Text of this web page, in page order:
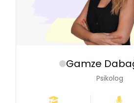
Gamze
Psikolog